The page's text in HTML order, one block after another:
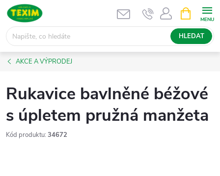
Přejít
obsah
HLEDAT
NÁKUPNÍ
KOŠÍK
AKCE A VÝPRODEJ
Rukavice bavlněné béžové
s úpletem pružná manžeta
Kód produktu: 34672